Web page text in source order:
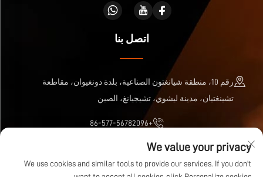
اتصل بنا
رقم 10، منطقة شيانغتون الصناعية، بلدة دونغيوان، مقاطعة
تشينغتيان، مدينة ليشوي، تشيجيانغ، الصين
+86-577-56782096
[email protected]
We value your privacy
We use cookies and similar tools to provide our services. If you don't